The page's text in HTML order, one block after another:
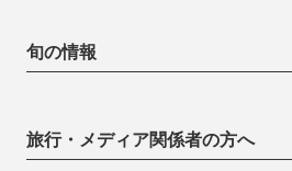
旬の情報
旅行・メディア関係者の方へ